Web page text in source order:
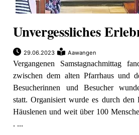
Unvergessliches
29.06.2023 Aawangen
Vergangenen Samstagnachmittag
zwischen dem alten Pfarrhaus und
Besucherinnen und Besucher
statt. Organisiert wurde es durch den
Häuslenen und weit über 100
. ...